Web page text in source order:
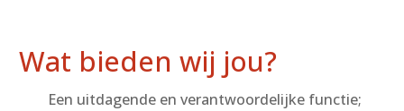
Wat bieden wij jou?
Een uitdagende en verantwoordelijke functie;